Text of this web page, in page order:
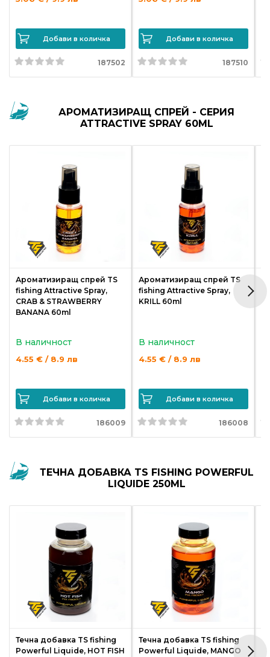
Добави в количка
187502
Добави в количка
187510
АРОМАТИЗИРАЩ СПРЕЙ - СЕРИЯ
ATTRACTIVE SPRAY 60ML
Ароматизиращ спрей TS
fishing Attractive Spray,
CRAB & STRAWBERRY
BANANA 60ml
В наличност
4.55 € / 8.9 лв
Добави в количка
186009
Ароматизиращ спрей TS
fishing Attractive Spray,
KRILL 60ml
В наличност
4.55 € / 8.9 лв
Добави в количка
186008
ТЕЧНА ДОБАВКА TS FISHING POWERFUL
LIQUIDE 250ML
Течна добавка TS fishing
Powerful Liquide, HOT FISH
Течна добавка TS fishing
Powerful Liquide, MANGO